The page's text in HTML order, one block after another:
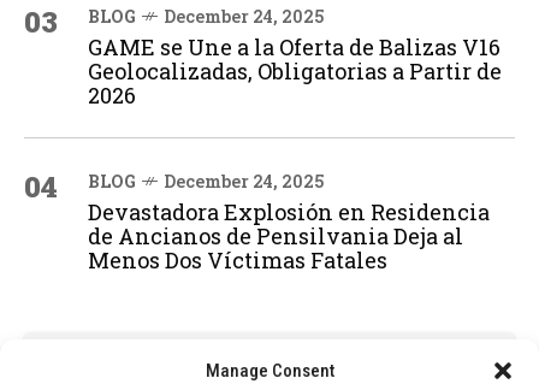
Manage Consent
03 BLOG December 24, 2025
GAME se Une a la Oferta de Balizas V16
Geolocalizadas, Obligatorias a Partir de
2026
04 BLOG December 24, 2025
Devastadora Explosión en Residencia
de Ancianos de Pensilvania Deja al
Menos Dos Víctimas Fatales